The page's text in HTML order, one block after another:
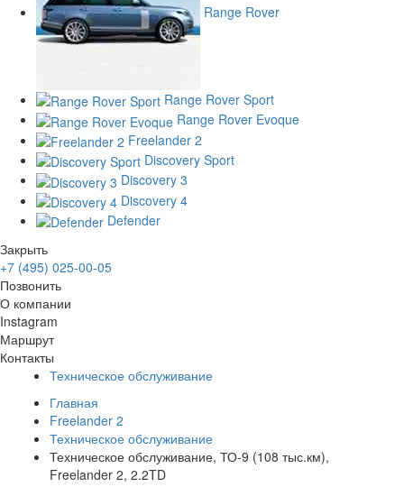
Range Rover
Range Rover Sport
Range Rover Evoque
Freelander 2
Discovery Sport
Discovery 3
Discovery 4
Defender
Закрыть
+7 (495) 025-00-05
Позвонить
О компании
Instagram
Маршрут
Контакты
Техническое обслуживание
Главная
Freelander 2
Техническое обслуживание
Техническое обслуживание, ТО-9 (108 тыс.км),
Freelander 2, 2.2TD